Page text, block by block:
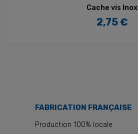
Cache vis Inox
Prix
2,75 €
FABRICATION FRANÇAISE
Production 100% locale